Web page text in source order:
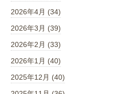
2026年4月 (34)
2026年3月 (39)
2026年2月 (33)
2026年1月 (40)
2025年12月 (40)